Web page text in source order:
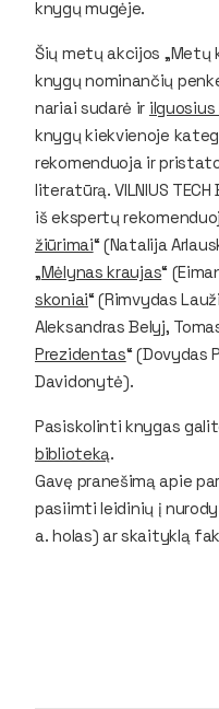
knygų mugėje.
Šių metų akcijos „Metų
knygų nominančių
nariai sudarė ir
knygų kiekvienoje
rekomenduoja ir
literatūrą. VILNIUS
iš ekspertų
žiūrimai“ (Natalija
„Mėlynas kraujas“
skoniai“ (Rimvydas
Aleksandras Belyj,
Prezidentas“ (Dovydas
Davidonytė).
Pasiskolinti knygas
biblioteką.
Gavę pranešimą apie
pasiimti leidinių į
a. holas) ar skaityklą